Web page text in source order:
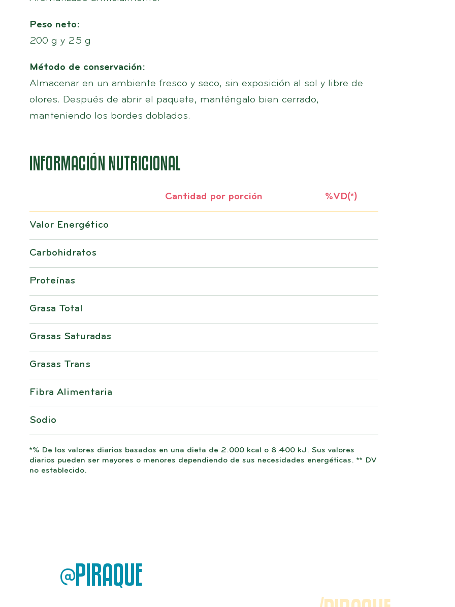
Peso neto:
200 g y 25 g
Método de conservación:
Almacenar en un ambiente fresco y seco, sin exposición al sol y libre de
olores. Después de abrir el paquete, manténgalo bien cerrado,
manteniendo los bordes doblados.
INFORMACIÓN NUTRICIONAL
Cantidad por porción %VD(*)
Valor Energético
Carbohidratos
Proteínas
Grasa Total
Grasas Saturadas
Grasas Trans
Fibra Alimentaria
Sodio
*% De los valores diarios basados ​​en una dieta de 2.000 kcal o 8.400 kJ. Sus valores
diarios pueden ser mayores o menores dependiendo de sus necesidades energéticas. ** DV
no establecido.
@PIRAQUE